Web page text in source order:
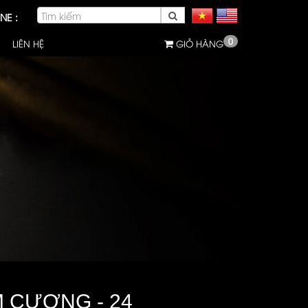
:
LIÊN HỆ GIỎ HÀNG 0
CƯƠNG - 24